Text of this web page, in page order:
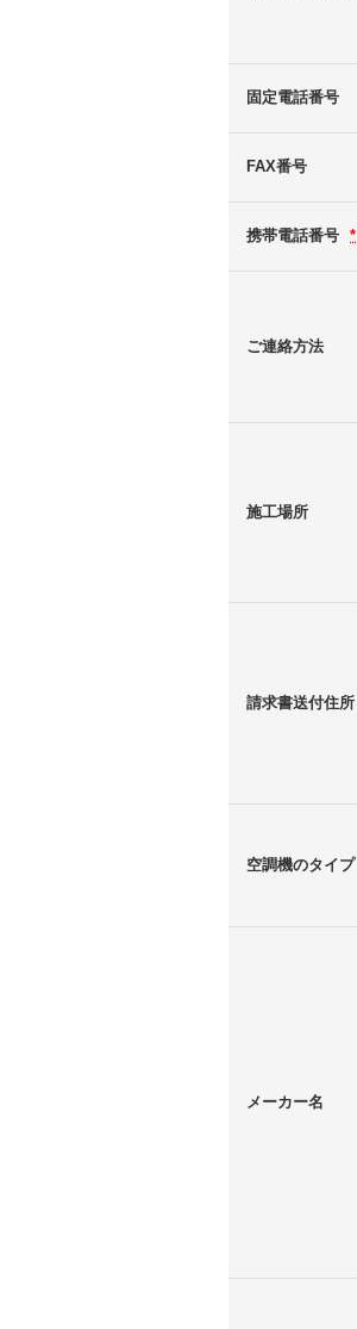
固定電話番号
FAX番号
携帯電話番号 *
ご連絡方法
施工場所
請求書送付住所
空調機のタイプ
メーカー名